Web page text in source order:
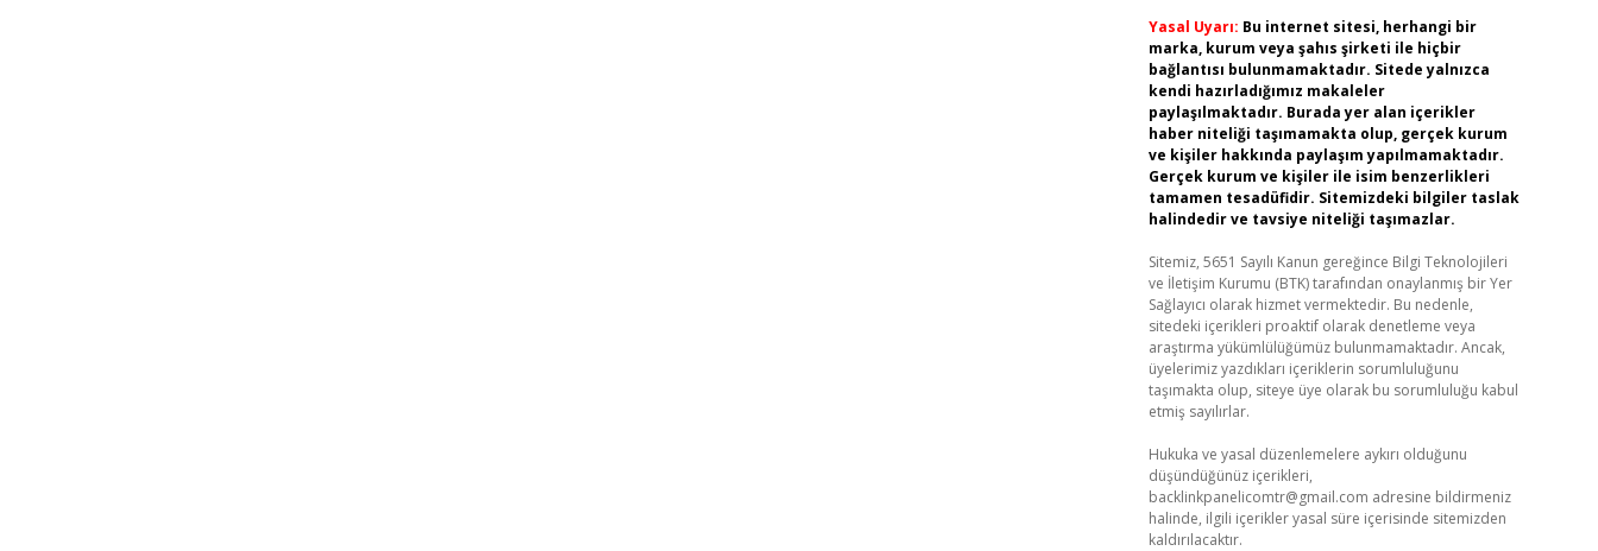
Yasal Uyarı: Bu internet sitesi, herhangi bir
marka, kurum veya şahıs şirketi ile hiçbir
bağlantısı bulunmamaktadır. Sitede yalnızca
kendi hazırladığımız makaleler
paylaşılmaktadır. Burada yer alan içerikler
haber niteliği taşımamakta olup, gerçek kurum
ve kişiler hakkında paylaşım yapılmamaktadır.
Gerçek kurum ve kişiler ile isim benzerlikleri
tamamen tesadüfidir. Sitemizdeki bilgiler taslak
halindedir ve tavsiye niteliği taşımazlar.
Sitemiz, 5651 Sayılı Kanun gereğince Bilgi Teknolojileri
ve İletişim Kurumu (BTK) tarafından onaylanmış bir Yer
Sağlayıcı olarak hizmet vermektedir. Bu nedenle,
sitedeki içerikleri proaktif olarak denetleme veya
araştırma yükümlülüğümüz bulunmamaktadır. Ancak,
üyelerimiz yazdıkları içeriklerin sorumluluğunu
taşımakta olup, siteye üye olarak bu sorumluluğu kabul
etmiş sayılırlar.
Hukuka ve yasal düzenlemelere aykırı olduğunu
düşündüğünüz içerikleri,
backlinkpanelicomtr@gmail.com adresine bildirmeniz
halinde, ilgili içerikler yasal süre içerisinde sitemizden
kaldırılacaktır.